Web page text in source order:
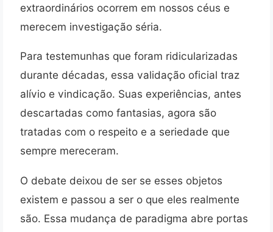
extraordinários ocorrem em nossos céus e
merecem investigação séria.
Para testemunhas que foram ridicularizadas
durante décadas, essa validação oficial traz
alívio e vindicação. Suas experiências, antes
descartadas como fantasias, agora são
tratadas com o respeito e a seriedade que
sempre mereceram.
O debate deixou de ser se esses objetos
existem e passou a ser o que eles realmente
são. Essa mudança de paradigma abre portas